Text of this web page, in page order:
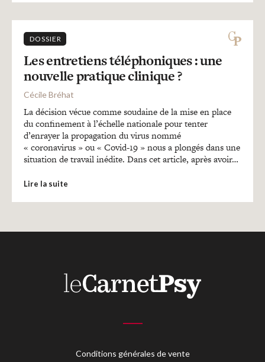
Blocs-notes
Recherches
Entretiens
Revues
DOSSIER
Les entretiens téléphoniques : une
nouvelle pratique clinique ?
Cécile Bréhat
La décision vécue comme soudaine de la mise en place
du confinement à l’échelle nationale pour tenter
d’enrayer la propagation du virus nommé
« coronavirus » ou « Covid-19 » nous a plongés dans une
situation de travail inédite. Dans cet article, après avoir…
Lire la suite
Conditions générales de vente